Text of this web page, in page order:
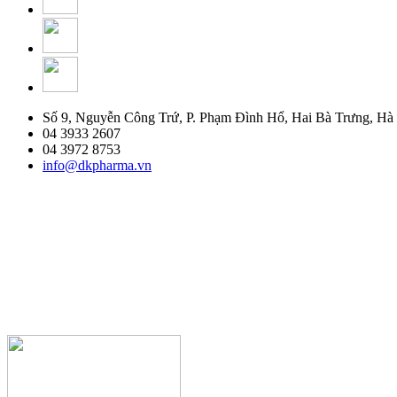
Số 9, Nguyễn Công Trứ, P. Phạm Đình Hổ, Hai Bà Trưng,
04 3933 2607
04 3972 8753
info@dkpharma.vn